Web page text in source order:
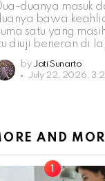
duanya masuk
bawa
satu yang
diuji beneran di
by Jati Sunarto
July 22, 2026,
AND